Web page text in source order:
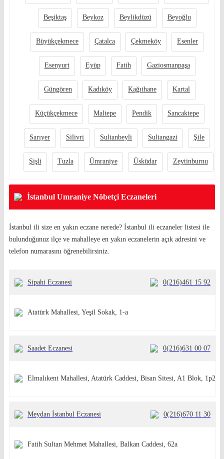
Beşiktaş Beykoz Beylikdüzü Beyoğlu
Büyükçekmece Çatalca Çekmeköy Esenler
Esenyurt Eyüp Fatih Gaziosmanpaşa
Güngören Kadıköy Kağıthane Kartal
Küçükçekmece Maltepe Pendik Sancaktepe
Sarıyer Silivri Sultanbeyli Sultangazi Şile
Şişli Tuzla Ümraniye Üsküdar Zeytinburnu
İstanbul Umraniye Nöbetçi Eczaneleri
İstanbul ili size en yakın eczane nerede? İstanbul ili eczaneler listesi ile
bulunduğunuz ilçe ve mahalleye en yakın eczanelerin açık adresini ve
telefon numarasını öğrenebilirsiniz.
Sipahi Eczanesi 0(216)461 15 92
Atatürk Mahallesi, Yeşil Sokak, 1-a
Saadet Eczanesi 0(216)631 00 07
Elmalıkent Mahallesi, Atatürk Caddesi, Bisan Sitesi, A1 Blok, 1p2
Meydan İstanbul Eczanesi 0(216)670 11 30
Fatih Sultan Mehmet Mahallesi, Balkan Caddesi, 62a